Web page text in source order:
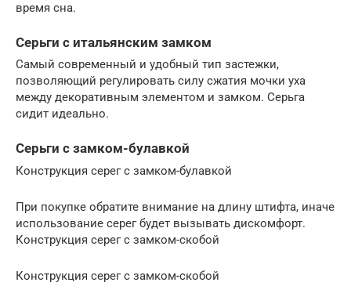
время сна.
Серьги с итальянским замком
Самый современный и удобный тип застежки,
позволяющий регулировать силу сжатия мочки уха
между декоративным элементом и замком. Серьга
сидит идеально.
Серьги с замком-булавкой
Конструкция серег с замком-булавкой
При покупке обратите внимание на длину штифта, иначе
использование серег будет вызывать дискомфорт.
Конструкция серег с замком-скобой
Конструкция серег с замком-скобой